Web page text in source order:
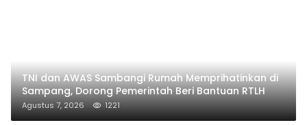
TNI dan AWAS Sambangi Rumah Memprihatinkan di
Sampang, Dorong Pemerintah Beri Bantuan RTLH
Agustus 7, 2026 1221